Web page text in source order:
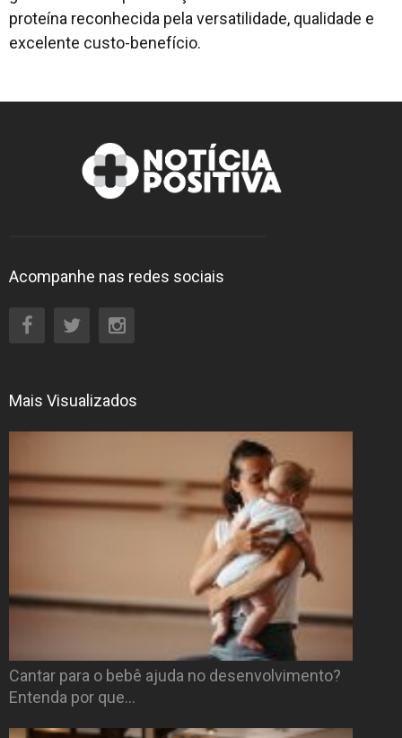
proteína reconhecida pela versatilidade, qualidade e
excelente custo-benefício.
Acompanhe nas redes sociais
Mais Visualizados
Cantar para o bebê ajuda no desenvolvimento?
Entenda por que…